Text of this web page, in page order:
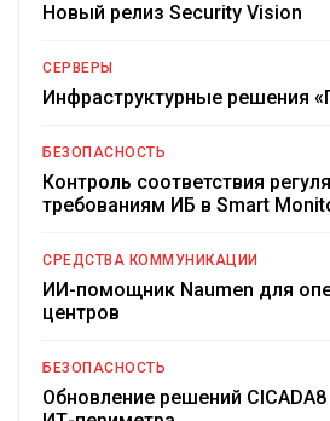
Новый релиз Security Vision
СЕРВЕРЫ
Инфраструктурные решения
БЕЗОПАСНОСТЬ
Контроль соответствия
требованиям ИБ в Smart
СРЕДСТВА КОММУНИКАЦИИ
ИИ-помощник Naumen для
центров
БЕЗОПАСНОСТЬ
Обновление решений